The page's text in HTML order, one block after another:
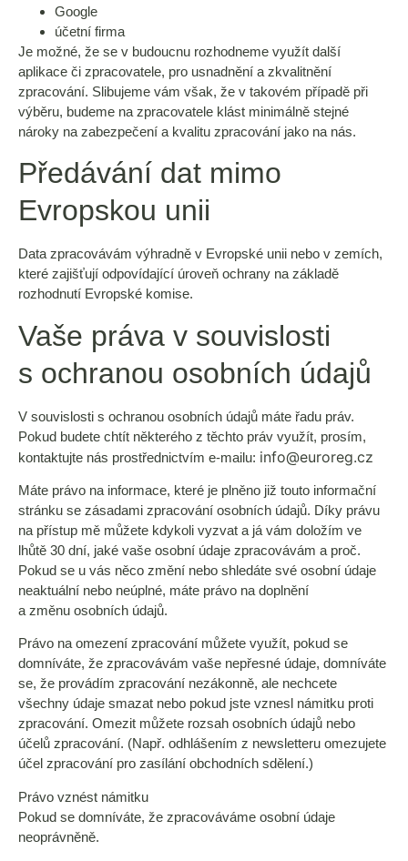
Google
účetní firma
Je možné, že se v budoucnu rozhodneme využít další
aplikace či zpracovatele, pro usnadnění a zkvalitnění
zpracování. Slibujeme vám však, že v takovém případě při
výběru, budeme na zpracovatele klást minimálně stejné
nároky na zabezpečení a kvalitu zpracování jako na nás.
Předávání dat mimo
Evropskou unii
Data zpracovávám výhradně v Evropské unii nebo v zemích,
které zajišťují odpovídající úroveň ochrany na základě
rozhodnutí Evropské komise.
Vaše práva v souvislosti
s ochranou osobních údajů
V souvislosti s ochranou osobních údajů máte řadu práv.
Pokud budete chtít některého z těchto práv využít, prosím,
kontaktujte nás prostřednictvím e-mailu: info@euroreg.cz
Máte právo na informace, které je plněno již touto informační
stránku se zásadami zpracování osobních údajů. Díky právu
na přístup mě můžete kdykoli vyzvat a já vám doložím ve
lhůtě 30 dní, jaké vaše osobní údaje zpracovávám a proč.
Pokud se u vás něco změní nebo shledáte své osobní údaje
neaktuální nebo neúplné, máte právo na doplnění
a změnu osobních údajů.
Právo na omezení zpracování můžete využít, pokud se
domníváte, že zpracovávám vaše nepřesné údaje, domníváte
se, že provádím zpracování nezákonně, ale nechcete
všechny údaje smazat nebo pokud jste vznesl námitku proti
zpracování. Omezit můžete rozsah osobních údajů nebo
účelů zpracování. (Např. odhlášením z newsletteru omezujete
účel zpracování pro zasílání obchodních sdělení.)
Právo vznést námitku
Pokud se domníváte, že zpracováváme osobní údaje
neoprávněně.